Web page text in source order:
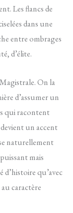
Les flancs de
dans une
entre ombrages
d’élite.
On la
d’assumer un
qui racontent
un accent
naturellement
mais
d’histoire qu’avec
caractère